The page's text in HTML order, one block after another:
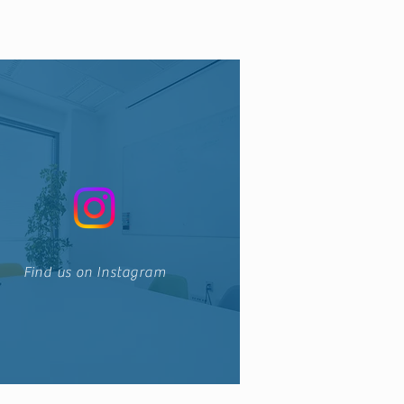
Find us on Instagram